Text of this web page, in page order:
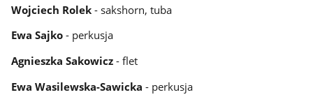
Wojciech Rolek - sakshorn, tuba
Ewa Sajko- perkusja
Agnieszka Sakowicz- flet
Ewa Wasilewska-Sawicka - perkusja